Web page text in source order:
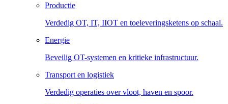
Productie
Verdedig OT, IT, IIOT en toeleveringsketens op schaal.
Energie
Beveilig OT-systemen en kritieke infrastructuur.
Transport en logistiek
Verdedig operaties over vloot, haven en spoor.